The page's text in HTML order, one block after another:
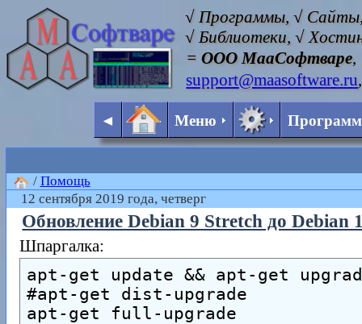
√ Программы, √
√ Библиотеки, √
=ООО МааСофтваре,
support@maasoftware.ru,
◄ Меню
/ Помощь
12 сентября 2019 года, четверг
Обновление Debian 9 Stretch до Debian
Шпаргалка:
apt-get update && apt-get
#apt-get dist-upgrade
apt-get full-upgrade